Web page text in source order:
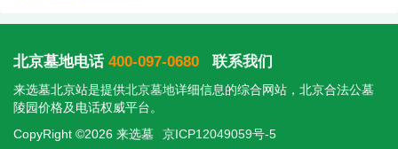
一下，这个价格放在北京周边，能买到这种环境和
服务的，真不算贵了，性价比很高，当场签了合
北京墓地电话 400-097-0680 联系我们
来选墓北京站是提供北京墓地详细信息的综合网站，北京合法公墓
陵园价格及电话权威平台。
CopyRight ©2026 来选墓
京ICP12049059号-5